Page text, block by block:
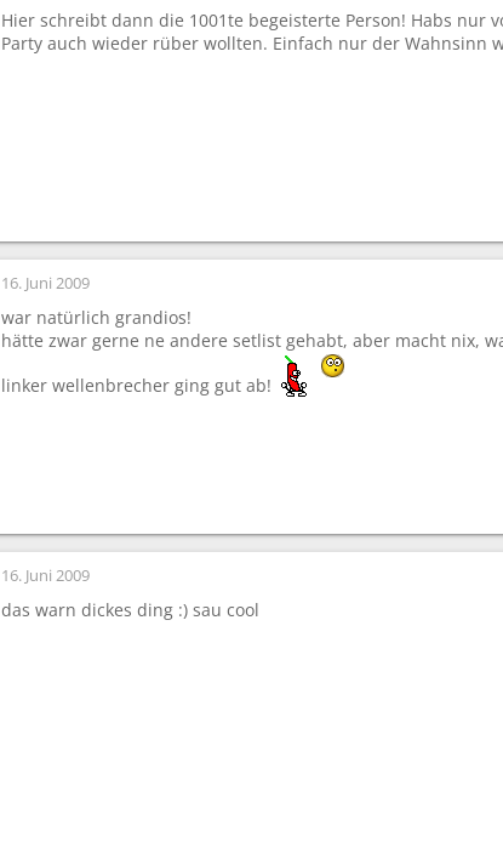
Hier schreibt dann die 1001te begeisterte Person! Habs
Party auch wieder rüber wollten. Einfach nur der Wahnsinn
16. Juni 2009
war natürlich grandios!
hätte zwar gerne ne andere setlist gehabt, aber macht nix,
linker wellenbrecher ging gut ab!
16. Juni 2009
das warn dickes ding :) sau cool